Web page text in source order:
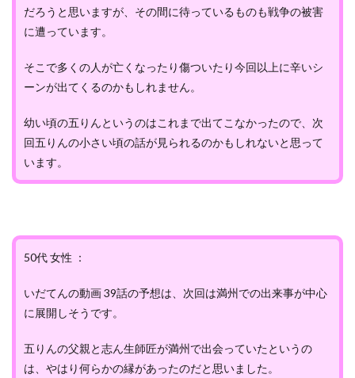
だろうと思いますが、その間に待っているものも戦争の被害
に遭っています。
そこで多くの人が亡くなったり傷ついたり今回以上に辛いシ
ーンが出てくるのかもしれません。
幼い頃の五りんというのはこれまで出てこなかったので、次
回五りんの小さい頃の話が見られるのかもしれないと思って
います。
50代 女性 ：
いだてんの動画 39話の予想は、次回は満州での出来事が中心
に展開しそうです。
五りんの父親と志ん生師匠が満州で出会っていたというの
は、やはり何らかの縁があったのだと思いました。